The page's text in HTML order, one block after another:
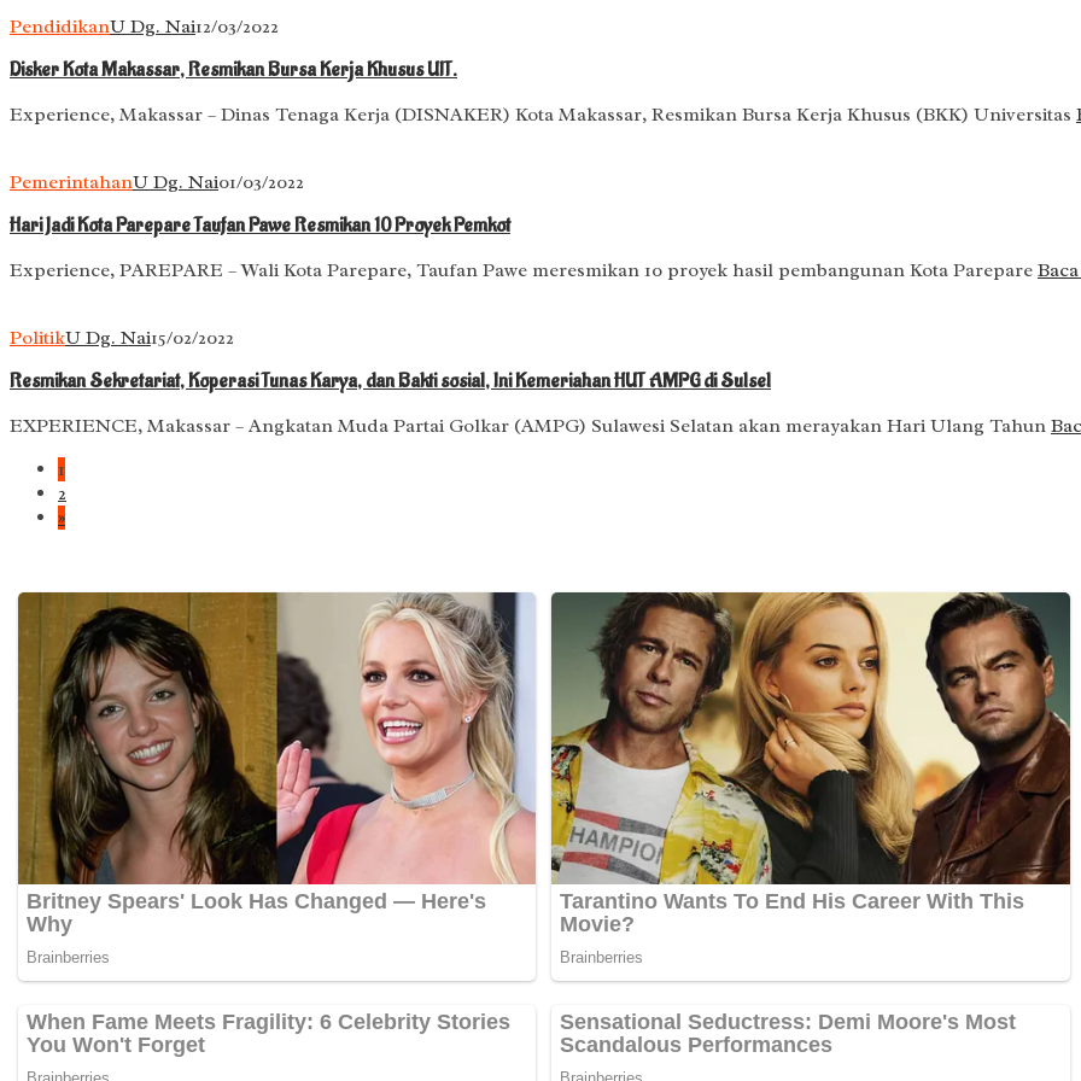
PendidikanU Dg. Nai12/03/2022
Disker Kota Makassar, Resmikan Bursa Kerja Khusus UIT.
Experience, Makassar – Dinas Tenaga Kerja (DISNAKER) Kota Makassar, Resmikan Bursa Kerja Khusus (BKK) Universitas
PemerintahanU Dg. Nai01/03/2022
Hari Jadi Kota Parepare Taufan Pawe Resmikan 10 Proyek Pemkot
Experience, PAREPARE – Wali Kota Parepare, Taufan Pawe meresmikan 10 proyek hasil pembangunan Kota Parepare
PolitikU Dg. Nai15/02/2022
Resmikan Sekretariat, Koperasi Tunas Karya, dan Bakti sosial, Ini Kemeriahan HUT AMPG di Sulsel
EXPERIENCE, Makassar – Angkatan Muda Partai Golkar (AMPG) Sulawesi Selatan akan merayakan Hari Ulang Tahun
1
2
»